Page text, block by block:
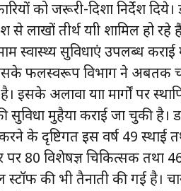
को जरूरी-दिशा निर्देश दिये।
तीर्थ यात्री शामिल हो रहे हैं।
तमाम स्वास्थ्य सुविधाएं उपलब्ध
फलस्वरूप विभाग ने अबतक
इसके अलावा यात्रा मार्गों पर
मुहैया कराई जा चुकी है। डा.
दृष्टिगत इस वर्ष 49 स्थाई
80 विशेषज्ञ चिकित्सक तथा
की भी तैनाती की गई है।